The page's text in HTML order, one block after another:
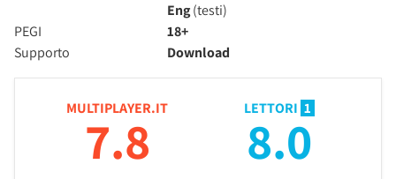
Eng(testi)
PEGI
18+
Supporto
Download
MULTIPLAYER.IT
7.8
LETTORI 1
8.0